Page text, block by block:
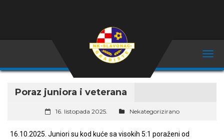
Poraz juniora i veterana
16. listopada 2025. Nekategorizirano
16.10.2025. Juniori su kod kuće sa visokih 5:1 poraženi od